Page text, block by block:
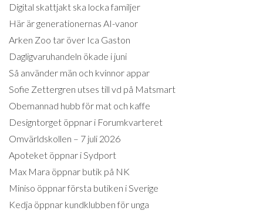
Digital skattjakt ska locka familjer
Här är generationernas AI-vanor
Arken Zoo tar över Ica Gaston
Dagligvaruhandeln ökade i juni
Så använder män och kvinnor appar
Sofie Zettergren utses till vd på Matsmart
Obemannad hubb för mat och kaffe
Designtorget öppnar i Forumkvarteret
Omvärldskollen – 7 juli 2026
Apoteket öppnar i Sydport
Max Mara öppnar butik på NK
Miniso öppnar första butiken i Sverige
Kedja öppnar kundklubben för unga